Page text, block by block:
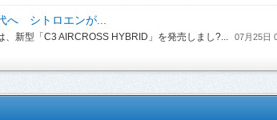
へ シトロエンが...
新型「C3 AIRCROSS HYBRID」を発売しまし?... 07月25日